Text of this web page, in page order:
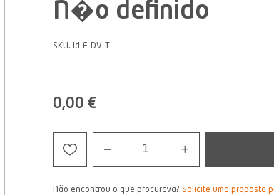
N�o definido
SKU. id-F-DV-T
0,00 €
1
Não encontrou o que procurava? Solicite uma proposta